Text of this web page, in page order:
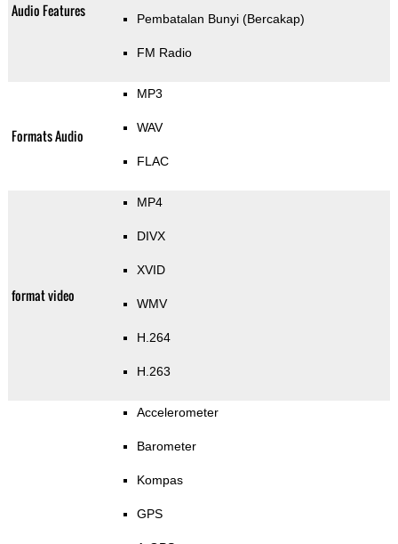
Audio Features Pembatalan Bunyi (Bercakap)
FM Radio
Formats Audio
MP3
WAV
FLAC
format video
MP4
DIVX
XVID
WMV
H.264
H.263
Accelerometer
Barometer
Kompas
GPS